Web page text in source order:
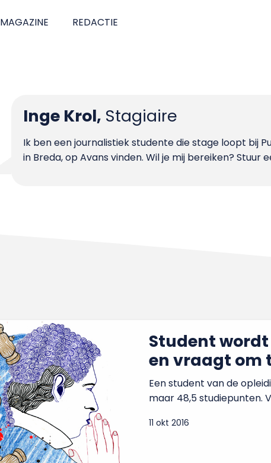
MAGAZINE REDACTIE
Inge Krol, Stagiaire
Ik ben een journalistiek studente die stage loopt bij
in Breda, op Avans vinden. Wil je mij bereiken? Stuur
Student
en vraagt om
Een student van de
maar 48,5 studiepunten.
11 okt 2016